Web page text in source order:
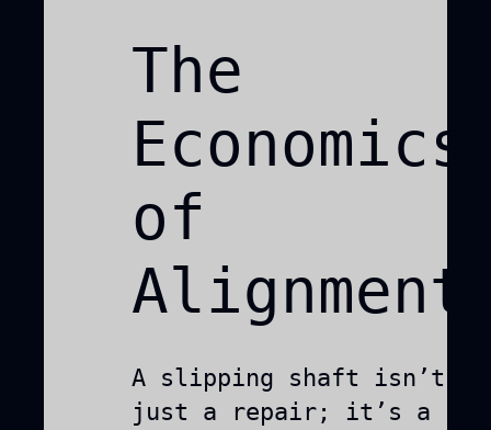
The
Economics
of
Alignment
A slipping shaft isn’t
just a repair; it’s a